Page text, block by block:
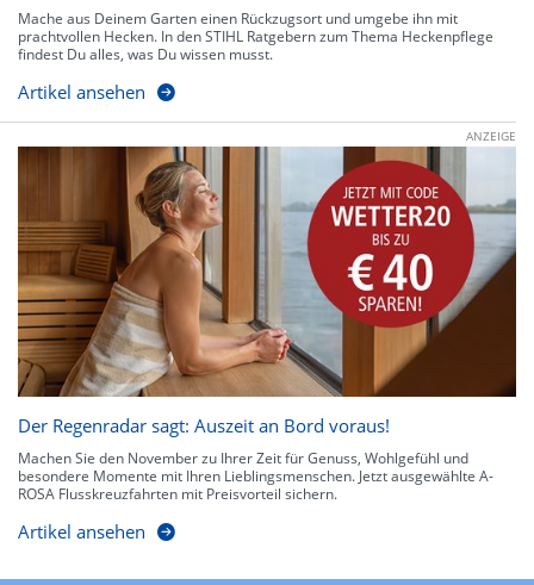
Mache aus Deinem Garten einen Rückzugsort und umgebe ihn mit
prachtvollen Hecken. In den STIHL Ratgebern zum Thema Heckenpflege
findest Du alles, was Du wissen musst.
Artikel ansehen
ANZEIGE
Der Regenradar sagt: Auszeit an Bord voraus!
Machen Sie den November zu Ihrer Zeit für Genuss, Wohlgefühl und
besondere Momente mit Ihren Lieblingsmenschen. Jetzt ausgewählte A-
ROSA Flusskreuzfahrten mit Preisvorteil sichern.
Artikel ansehen